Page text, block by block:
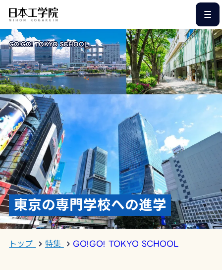
GO!GO! TOKYO SCHOOL
東京の専門学校への進学
トップ 特集 GO!GO! TOKYO SCHOOL